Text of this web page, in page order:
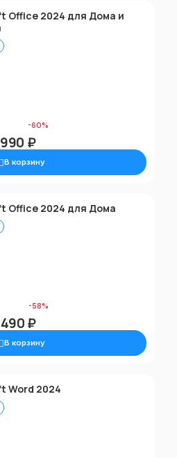
Office 2024 для Дома и
-60%
₽
В корзину
Office 2024 для Дома
-58%
₽
В корзину
Word 2024